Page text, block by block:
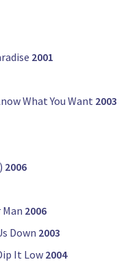
2001
What You Want 2003
2006
2006
Down 2003
It Low2004